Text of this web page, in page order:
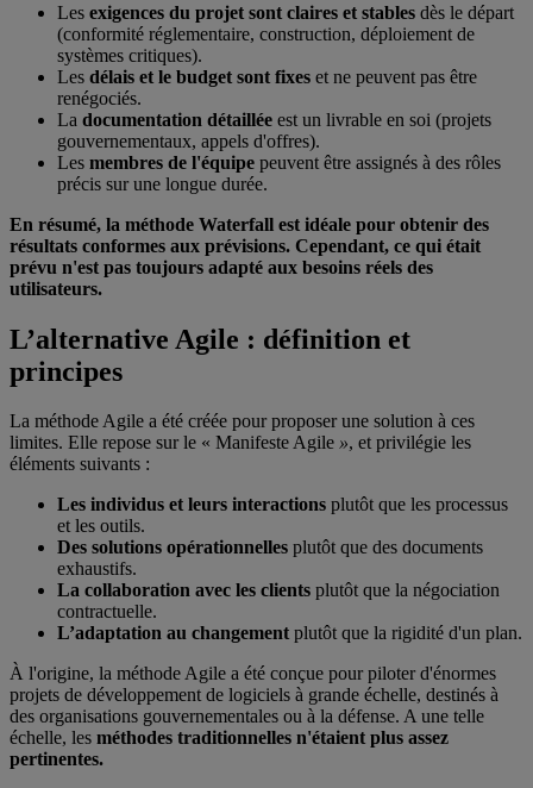
Les exigences du projet sont claires et stables dès le départ
(conformité réglementaire, construction, déploiement de
systèmes critiques).
Les délais et le budget sont fixes et ne peuvent pas être
renégociés.
La documentation détaillée est un livrable en soi (projets
gouvernementaux, appels d'offres).
Les membres de l'équipe peuvent être assignés à des rôles
précis sur une longue durée.
En résumé, la méthode Waterfall est idéale pour obtenir des
résultats conformes aux prévisions. Cependant, ce qui était
prévu n'est pas toujours adapté aux besoins réels des
utilisateurs.
L’alternative Agile : définition et
principes
La méthode Agile a été créée pour proposer une solution à ces
limites. Elle repose sur le « Manifeste Agile », et privilégie les
éléments suivants :
Les individus et leurs interactions plutôt que les processus
et les outils.
Des solutions opérationnelles plutôt que des documents
exhaustifs.
La collaboration avec les clients plutôt que la négociation
contractuelle.
L’adaptation au changement plutôt que la rigidité d'un plan.
À l'origine, la méthode Agile a été conçue pour piloter d'énormes
projets de développement de logiciels à grande échelle, destinés à
des organisations gouvernementales ou à la défense. A une telle
échelle, les méthodes traditionnelles n'étaient plus assez
pertinentes.